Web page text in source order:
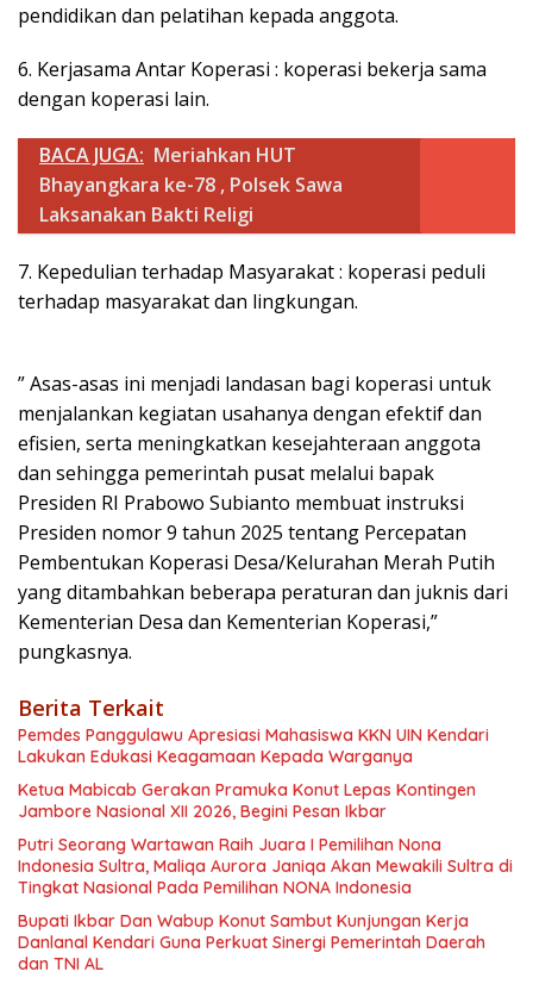
pendidikan dan pelatihan kepada anggota.
6. Kerjasama Antar Koperasi : koperasi bekerja sama
dengan koperasi lain.
BACA JUGA: Meriahkan HUT
Bhayangkara ke-78 , Polsek Sawa
Laksanakan Bakti Religi
7. Kepedulian terhadap Masyarakat : koperasi peduli
terhadap masyarakat dan lingkungan.
” Asas-asas ini menjadi landasan bagi koperasi untuk
menjalankan kegiatan usahanya dengan efektif dan
efisien, serta meningkatkan kesejahteraan anggota
dan sehingga pemerintah pusat melalui bapak
Presiden RI Prabowo Subianto membuat instruksi
Presiden nomor 9 tahun 2025 tentang Percepatan
Pembentukan Koperasi Desa/Kelurahan Merah Putih
yang ditambahkan beberapa peraturan dan juknis dari
Kementerian Desa dan Kementerian Koperasi,”
pungkasnya.
Berita Terkait
Pemdes Panggulawu Apresiasi Mahasiswa KKN UIN Kendari
Lakukan Edukasi Keagamaan Kepada Warganya
Ketua Mabicab Gerakan Pramuka Konut Lepas Kontingen
Jambore Nasional XII 2026, Begini Pesan Ikbar
Putri Seorang Wartawan ‎Raih Juara I Pemilihan Nona
Indonesia Sultra, Maliqa Aurora Janiqa Akan Mewakili Sultra di
Tingkat Nasional Pada Pemilihan NONA Indonesia
Bupati Ikbar Dan Wabup Konut Sambut Kunjungan Kerja
Danlanal Kendari Guna Perkuat Sinergi Pemerintah Daerah
dan TNI AL